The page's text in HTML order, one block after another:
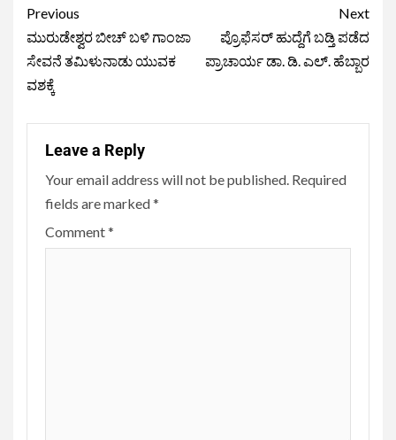
Previous
ಮುರುಡೇಶ್ವರ ಬೀಚ್ ಬಳಿ ಗಾಂಜಾ
ಸೇವನೆ ತಮಿಳುನಾಡು ಯುವಕ
ವಶಕ್ಕೆ
Next
ಪ್ರೊಫೆಸರ್ ಹುದ್ದೆಗೆ ಬಡ್ತಿ ಪಡೆದ
ಪ್ರಾಚಾರ್ಯ ಡಾ. ಡಿ. ಎಲ್. ಹೆಬ್ಬಾರ
Leave a Reply
Your email address will not be published. Required
fields are marked*
Comment*